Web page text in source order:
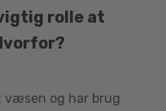
rolle at
og har brug